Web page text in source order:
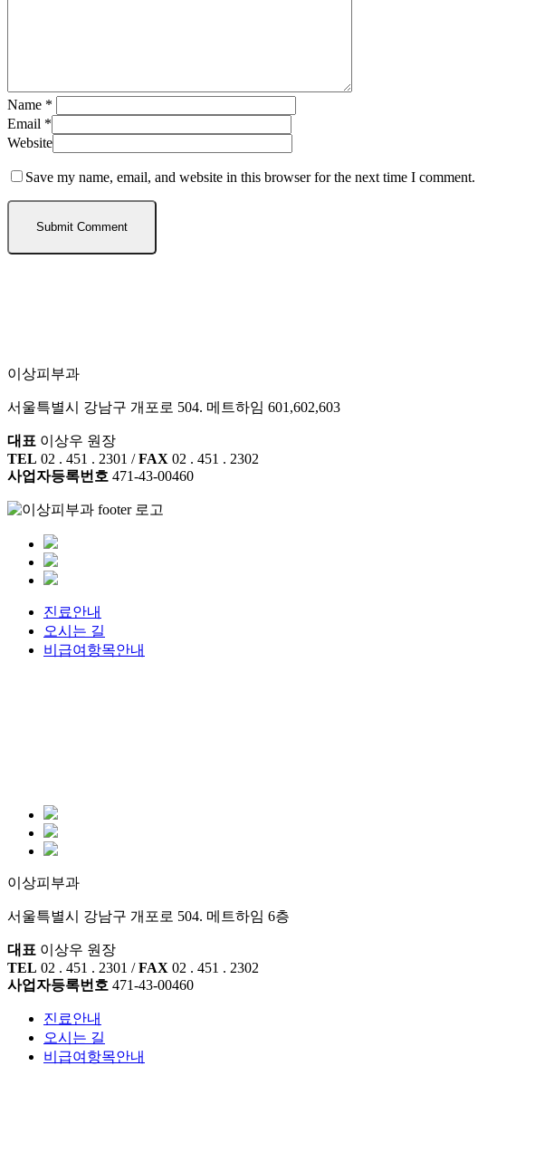
Name *
Email *
Website
Save my name, email, and website in this browser for the next time I comment.
이상피부과
서울특별시 강남구 개포로 504. 메트하임 601,602,603
대표 이상우 원장
TEL 02 . 451 . 2301 /FAX 02 . 451 . 2302
사업자등록번호 471-43-00460
진료안내
오시는 길
비급여항목안내
이상피부과
서울특별시 강남구 개포로 504. 메트하임 6층
대표 이상우 원장
TEL 02 . 451 . 2301 /FAX 02 . 451 . 2302
사업자등록번호 471-43-00460
진료안내
오시는 길
비급여항목안내